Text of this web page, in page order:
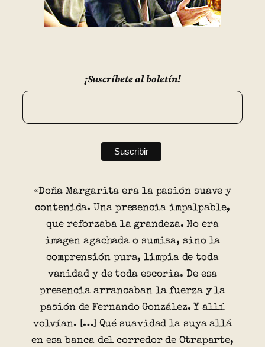
¡Suscríbete al boletín!
«Doña Margarita era la pasión suave y
contenida. Una presencia impalpable,
que reforzaba la grandeza. No era
imagen agachada o sumisa, sino la
comprensión pura, limpia de toda
vanidad y de toda escoria. De esa
presencia arrancaban la fuerza y la
pasión de Fernando González. Y allí
volvían. […] Qué suavidad la suya allá
en esa banca del corredor de Otraparte,